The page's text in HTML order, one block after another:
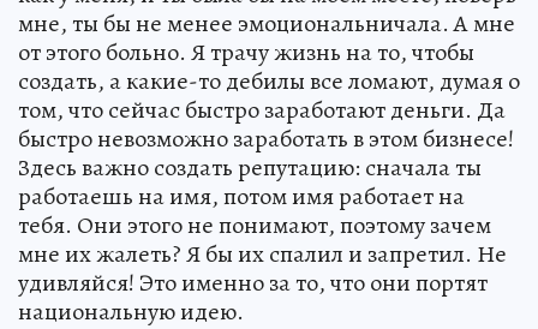
мне, ты бы не менее эмоциональничала. А мне
от этого больно. Я трачу жизнь на то, чтобы
создать, а какие-то дебилы все ломают, думая о
том, что сейчас быстро заработают деньги. Да
быстро невозможно заработать в этом бизнесе!
Здесь важно создать репутацию: сначала ты
работаешь на имя, потом имя работает на
тебя. Они этого не понимают, поэтому зачем
мне их жалеть? Я бы их спалил и запретил. Не
удивляйся! Это именно за то, что они портят
национальную идею.